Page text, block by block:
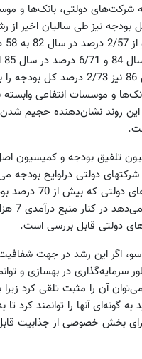
دولتی، بانک‌ها و
بودجه نیز طی سالیان اخیر از
در لایحه بودجه سال 86 نیز 2/73 درصد کل
و موسسات انتفاعی وابسته
روند نشان‌دهنده حجیم شدن
دولتی درلوایح بودجه
حجم بودجه شرکت‌های
را به خود
دولتی قابل بررسی است.
اگر این رشد در جهت
سرمایه‌گذاری در بهسازی و
آن را مثبت تلقی کرد زیرا
گونه‌ای آنها را توانمند کرد تا
بخش خصوصی از جذابیت